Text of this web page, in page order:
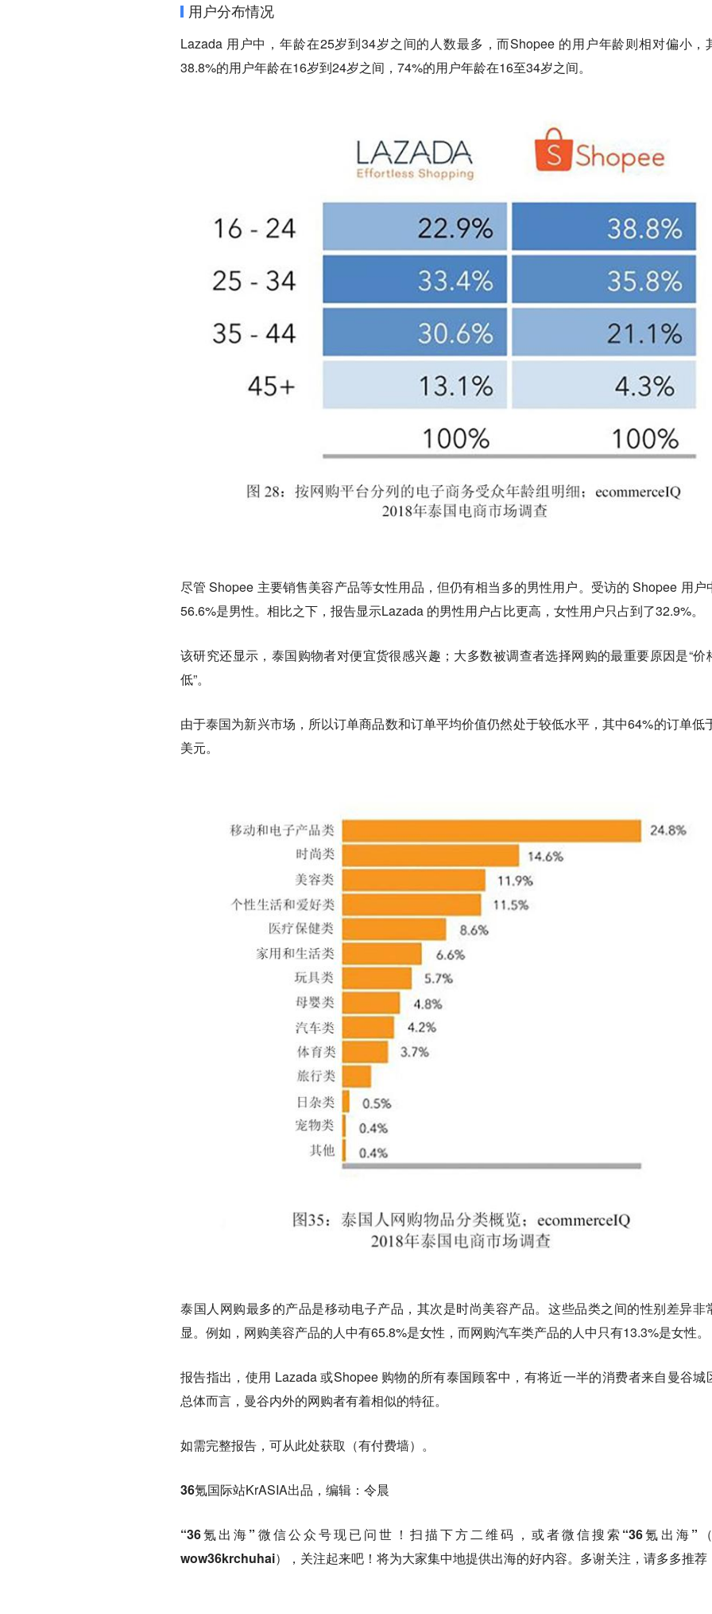
用户分布情况
Lazada 用户中，年龄在25岁到34岁之间的人数最多，而Shopee 的用户年龄则相对偏小，
38.8%的用户年龄在16岁到24岁之间，74%的用户年龄在16至34岁之间。
尽管 Shopee 主要销售美容产品等女性用品，但仍有相当多的男性用户。受访的 Shopee 用户
56.6%是男性。相比之下，报告显示Lazada 的男性用户占比更高，女性用户只占到了32.9%。
该研究还显示，泰国购物者对便宜货很感兴趣；大多数被调查者选择网购的最重要原因是“价
低”。
由于泰国为新兴市场，所以订单商品数和订单平均价值仍然处于较低水平，其中64%的订单低
美元。
泰国人网购最多的产品是移动电子产品，其次是时尚美容产品。这些品类之间的性别差异非
显。例如，网购美容产品的人中有65.8%是女性，而网购汽车类产品的人中只有13.3%是女性。
报告指出，使用 Lazada 或Shopee 购物的所有泰国顾客中，有将近一半的消费者来自曼谷城
总体而言，曼谷内外的网购者有着相似的特征。
如需完整报告，可从此处获取（有付费墙）。
36氪国际站KrASIA出品，编辑：令晨
“36氪出海”微信公众号现已问世！扫描下方二维码，或者微信搜索“36氪出海”
wow36krchuhai），关注起来吧！将为大家集中地提供出海的好内容。多谢关注，请多多推荐